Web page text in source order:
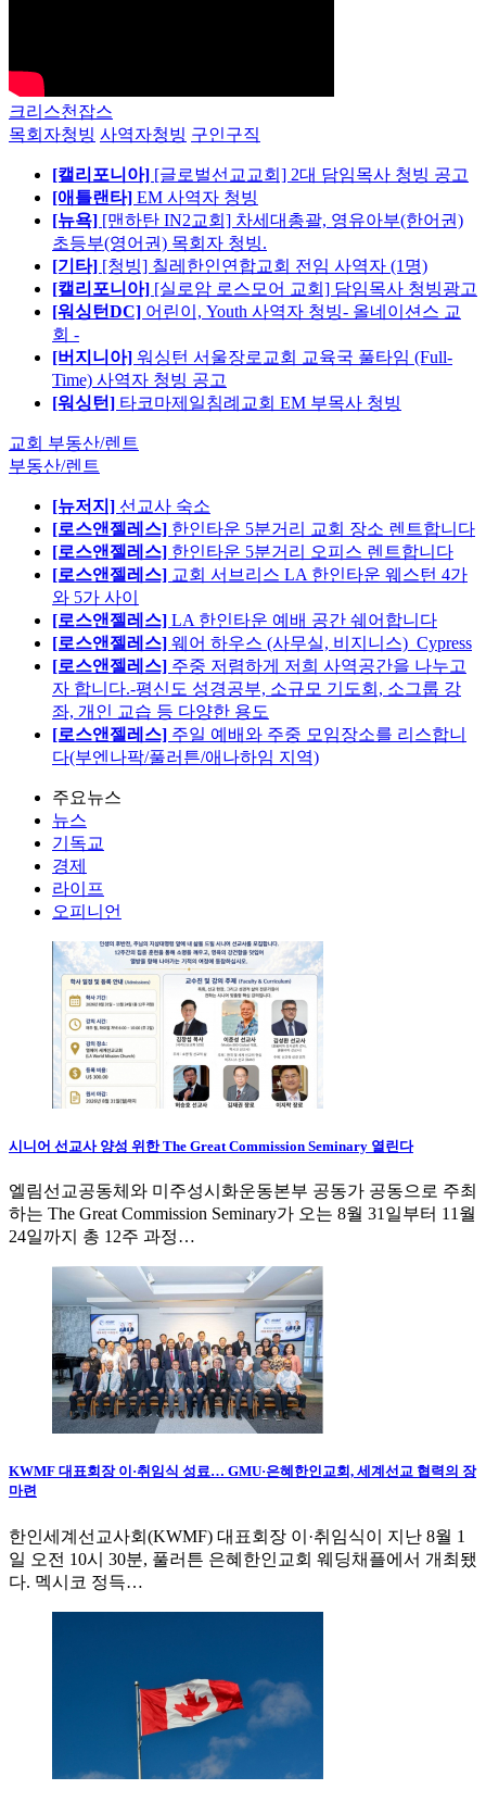
크리스천잡스
목회자청빙 사역자청빙 구인구직
[캘리포니아] [글로벌선교교회] 2대 담임목사 청빙 공고
[애틀랜타] EM 사역자 청빙
[뉴욕] [맨하탄 IN2교회] 차세대총괄, 영유아부(한어권)
초등부(영어권) 목회자 청빙.
[기타] [청빙] 칠레한인연합교회 전임 사역자 (1명)
[캘리포니아] [실로암 로스모어 교회] 담임목사 청빙광고
[워싱턴DC] 어린이, Youth 사역자 청빙- 올네이션스 교
회 -
[버지니아] 워싱턴 서울장로교회 교육국 풀타임 (Full-
Time) 사역자 청빙 공고
[워싱턴] 타코마제일침례교회 EM 부목사 청빙
교회 부동산/렌트
부동산/렌트
[뉴저지] 선교사 숙소
[로스앤젤레스] 한인타운 5분거리 교회 장소 렌트합니다
[로스앤젤레스] 한인타운 5분거리 오피스 렌트합니다
[로스앤젤레스] 교회 서브리스 LA 한인타운 웨스턴 4가
와 5가 사이
[로스앤젤레스] LA 한인타운 예배 공간 쉐어합니다
[로스앤젤레스] 웨어 하우스 (사무실, 비지니스)_Cypress
[로스앤젤레스] 주중 저렴하게 저희 사역공간을 나누고
자 합니다.-평신도 성경공부, 소규모 기도회, 소그룹 강
좌, 개인 교습 등 다양한 용도
[로스앤젤레스] 주일 예배와 주중 모임장소를 리스합니
다(부엔나팍/풀러튼/애나하임 지역)
주요뉴스
뉴스
기독교
경제
라이프
오피니언
시니어 선교사 양성 위한 The Great Commission Seminary 열린다
엘림선교공동체와 미주성시화운동본부 공동가 공동으로 주최
하는 The Great Commission Seminary가 오는 8월 31일부터 11월
24일까지 총 12주 과정…
KWMF 대표회장 이·취임식 성료… GMU·은혜한인교회, 세계선교 협력의 장
마련
한인세계선교사회(KWMF) 대표회장 이·취임식이 지난 8월 1
일 오전 10시 30분, 풀러튼 은혜한인교회 웨딩채플에서 개최됐
다. 멕시코 정득…